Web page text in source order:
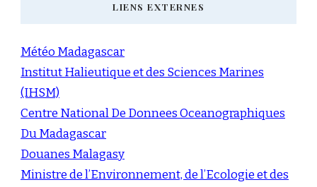
LIENS EXTERNES
Météo Madagascar
Institut Halieutique et des Sciences Marines
(IHSM)
Centre National De Donnees Oceanographiques
Du Madagascar
Douanes Malagasy
Ministre de l’Environnement, de l’Ecologie et des